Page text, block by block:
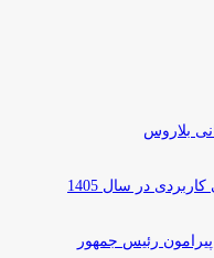
بلاروس
در سال 1405
رئیس جمهور